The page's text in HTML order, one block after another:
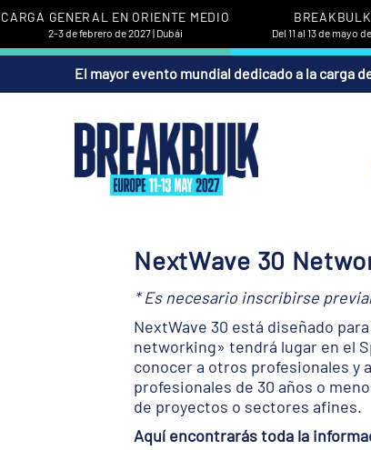
CARGA GENERAL EN ORIENTE MEDIO
2-3 de febrero de 2027 | Dubái Del 11 al 13 de mayo
El mayor evento mundial dedicado a la carga
NextWave 30
* Es necesario inscribirse
NextWave 30 está diseñado
networking» tendrá lugar en el
conocer a otros profesionales y
profesionales de 30 años o
de proyectos o sectores afines.
Aquí encontrarás toda la